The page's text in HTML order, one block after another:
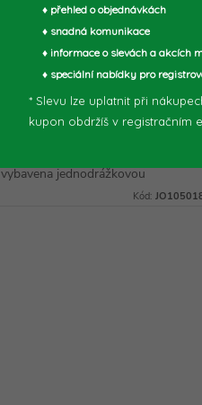
355,37 Kč bez DPH
430 Kč/ ks
Skladem u
dodavatele (2-7
DO KOŠÍKU
vybavena jednodrážkovou
konstrukcí, která odvádí pach o
Kód:
♦ přehled o objednávkách
♦ snadná komunikace
♦ informace o slevách a akcích
♦ speciální nabídky pro
* Slevu lze uplatnit při
kupon obdržíš v registračním